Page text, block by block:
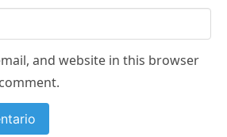
and website in this browser